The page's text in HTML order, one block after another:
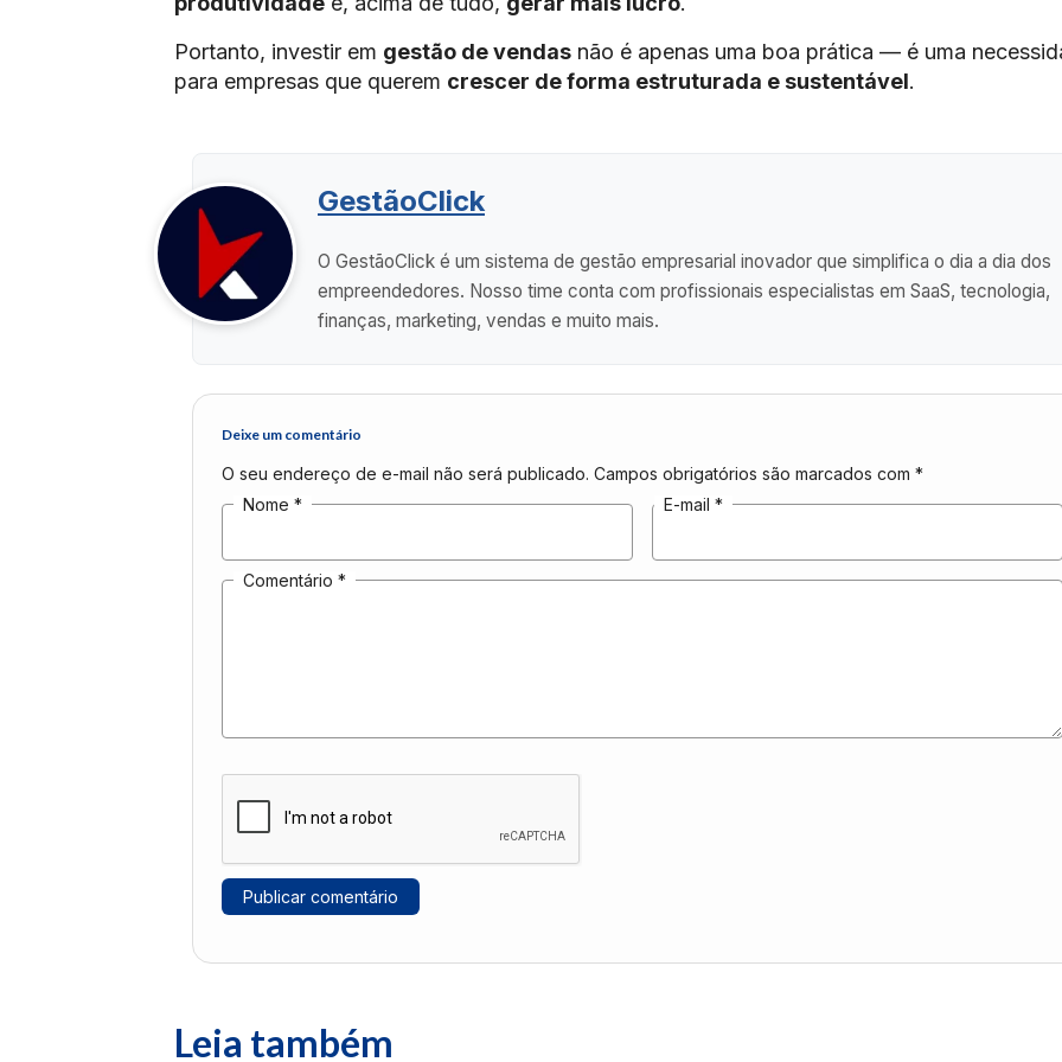
Portanto, investir em gestão de vendas não é apenas uma boa prática — é uma
para empresas que querem crescer de forma estruturada e sustentável.
GestãoClick
O GestãoClick é um sistema de gestão empresarial inovador que simplifica o dia a dia dos
empreendedores. Nosso time conta com profissionais especialistas em SaaS, tecnologia,
finanças, marketing, vendas e muito mais.
Deixe um comentário
O seu endereço de e-mail não será publicado. Campos obrigatórios são marcados com *
Nome * E-mail *
Comentário *
Leia também